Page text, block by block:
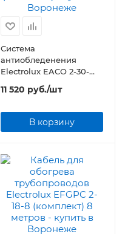
Система
антиобледенения
Electrolux EACO 2-30-
2500 серия Antifrost
Cable Outdoor
11 520 руб./шт
В корзину